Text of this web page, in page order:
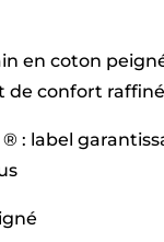
en coton
confort
® : label